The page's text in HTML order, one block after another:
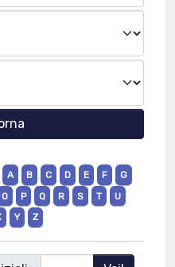
A B C D E F
G
O P Q R S T
U
Y Z